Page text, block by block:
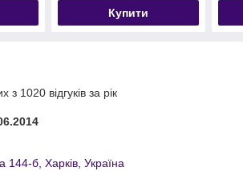
Купити
з 1020 відгуків за рік
144-б, Харків, Україна